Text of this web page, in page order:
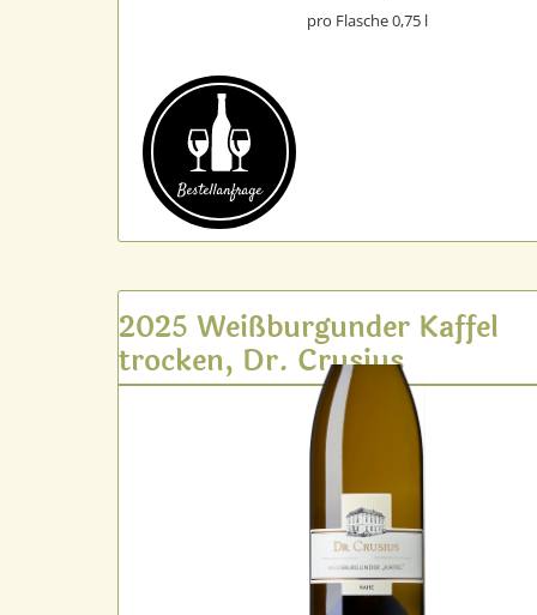
pro Flasche 0,75 l
Bestell­anfrage
2025 Weißburgunder Kaffel
trocken, Dr. Crusius